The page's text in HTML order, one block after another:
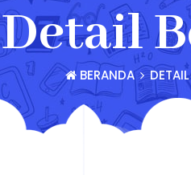
Detail
BERANDA